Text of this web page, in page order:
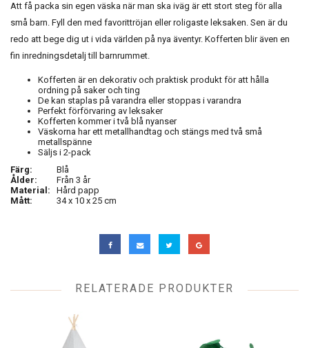
Att få packa sin egen väska när man ska iväg är ett stort steg för alla
små barn. Fyll den med favorittröjan eller roligaste leksaken. Sen är du
redo att bege dig ut i vida världen på nya äventyr. Kofferten blir även en
fin inredningsdetalj till barnrummet.
Kofferten är en dekorativ och praktisk produkt för att hålla
ordning på saker och ting
De kan staplas på varandra eller stoppas i varandra
Perfekt förförvaring av leksaker
Kofferten kommer i två blå nyanser
Väskorna har ett metallhandtag och stängs med två små
metallspänne
Säljs i 2-pack
Färg:
Blå
Ålder:
Från 3 år
Material:
Hård papp
Mått:
34 x 10 x 25 cm
RELATERADE PRODUKTER